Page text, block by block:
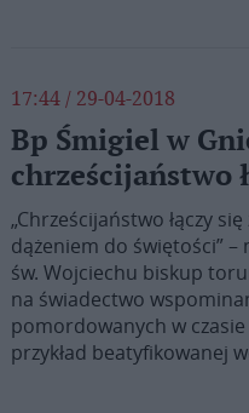
17:44 / 29-04-2018
Bp Śmigiel w
chrześcijaństwo
„Chrześcijaństwo łączy
dążeniem do świętości” –
św. Wojciechu biskup
na świadectwo
pomordowanych w
przykład beatyfikowanej